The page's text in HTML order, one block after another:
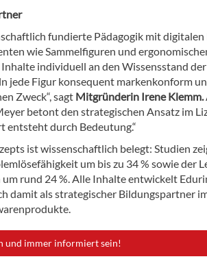
fundierte Pädagogik mit digitalen
wie Sammelfiguren und
individuell an den Wissensstand
jede Figur konsequent markenkonform
Zweck“, sagt Mitgründerin Irene Klemm.
betont den strategischen Ansatz im
entsteht durch Bedeutung.“
ist wissenschaftlich belegt: Studien
um bis zu 34 % sowie der
um rund 24 %. Alle Inhalte entwickelt
damit als strategischer Bildungspartner
und immer informiert sein!